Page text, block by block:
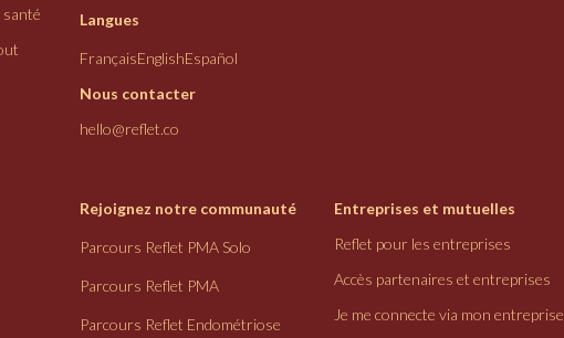
santé
Langues
FrançaisEnglishEspañol
Nous contacter
hello@reflet.co
Rejoignez notre communauté
Parcours Reflet PMA Solo
Parcours Reflet PMA
Parcours Reflet Endométriose
Entreprises et mutuelles
Reflet pour les entreprises
Accès partenaires et entreprises
Je me connecte via mon entreprise